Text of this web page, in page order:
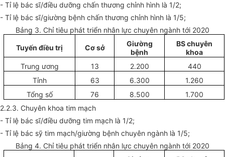
- Tỉ lệ bác sĩ/điều dưỡng chấn thương chỉnh hình là 1/2;
- Tỉ lệ bác sĩ/giường bệnh chấn thương chỉnh hình là 1/5;
Bảng 3. Chỉ tiêu phát triển nhân lực chuyên ngành tới 2020
Tuyến điều trị Cơ sở Giường
bệnh
BS chuyên
khoa
Trung ương
13 2.200
440
Tỉnh
63 6.300
1.260
Tổng số
76 8.500
1.700
2.2.3. Chuyên khoa tim mạch
- Tỉ lệ bác sĩ/điều dưỡng tim mạch là 1/2;
- Tỉ lệ bác sỹ tim mạch/giường bệnh chuyên ngành là 1/5;
Bảng 4. Chỉ tiêu phát triển nhân lực chuyên ngành tới 2020